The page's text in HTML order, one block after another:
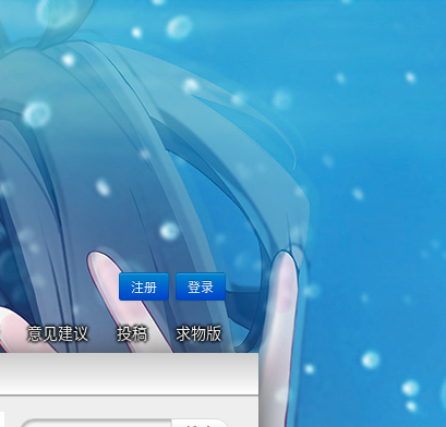
注册 登录
意见建议 投稿 求物版